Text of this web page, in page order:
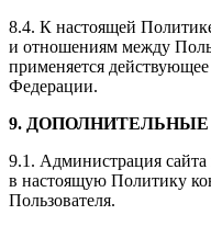
8.4. К настоящей
и отношениям между
применяется действующее
Федерации.
9.
9.1. Администрация
в настоящую Политику
Пользователя.